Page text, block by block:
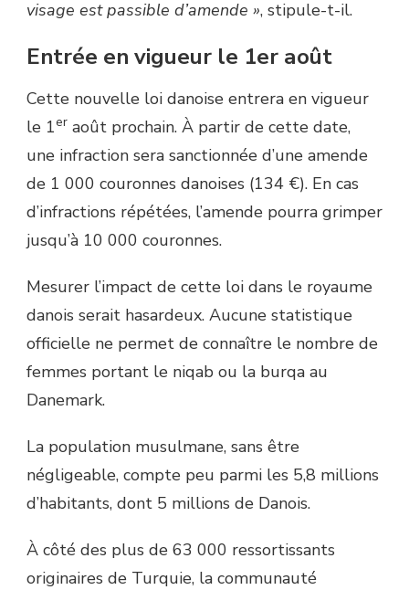
visage est passible d’amende », stipule-t-il.
Entrée en vigueur le 1er août
Cette nouvelle loi danoise entrera en vigueur
le 1er août prochain. À partir de cette date,
une infraction sera sanctionnée d’une amende
de 1 000 couronnes danoises (134 €). En cas
d’infractions répétées, l’amende pourra grimper
jusqu’à 10 000 couronnes.
Mesurer l’impact de cette loi dans le royaume
danois serait hasardeux. Aucune statistique
officielle ne permet de connaître le nombre de
femmes portant le niqab ou la burqa au
Danemark.
La population musulmane, sans être
négligeable, compte peu parmi les 5,8 millions
d’habitants, dont 5 millions de Danois.
À côté des plus de 63 000 ressortissants
originaires de Turquie, la communauté